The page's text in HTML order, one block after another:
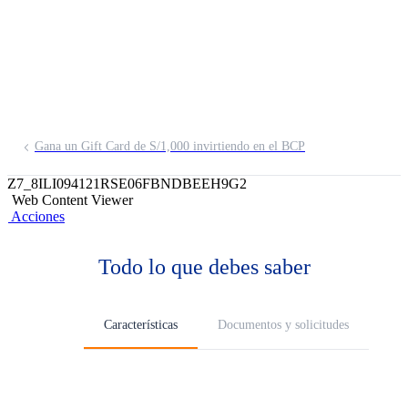
Gana un Gift Card de S/1,000 invirtiendo en el BCP
Z7_8ILI094121RSE06FBNDBEEH9G2
Web Content Viewer
Acciones
Todo lo que debes saber
Características Documentos y solicitudes